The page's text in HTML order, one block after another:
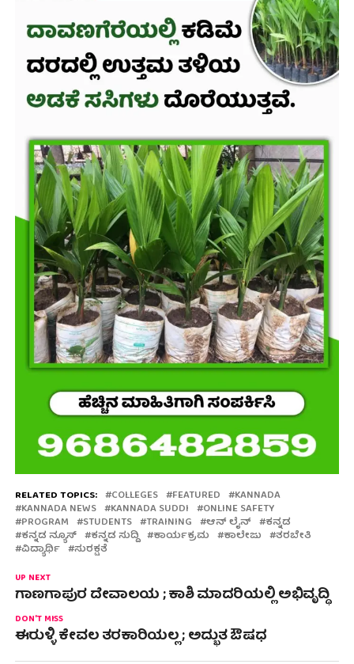
RELATED TOPICS: COLLEGES FEATURED KANNADA
KANNADA NEWS KANNADA SUDDI ONLINE SAFETY
PROGRAM STUDENTS TRAINING ಆನ್ ಲೈನ್ ಕನ್ನಡ
ಕನ್ನಡ ನ್ಯೂಸ್ ಕನ್ನಡ ಸುದ್ದಿ ಕಾರ್ಯಕ್ರಮ ಕಾಲೇಜು ತರಬೇತಿ
ವಿದ್ಯಾರ್ಥಿ ಸುರಕ್ಷತೆ
UP NEXT
ಗಾಣಗಾಪುರ ದೇವಾಲಯ ; ಕಾಶಿ ಮಾದರಿಯಲ್ಲಿ ಅಭಿವೃದ್ಧಿ
DON'T MISS
ಈರುಳ್ಳಿ ಕೇವಲ ತರಕಾರಿಯಲ್ಲ ; ಅದ್ಭುತ ಔಷಧ